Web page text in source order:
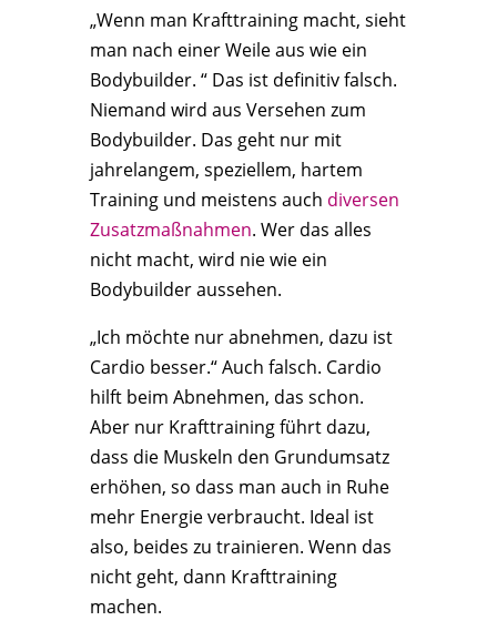
„Wenn man Krafttraining macht, sieht
man nach einer Weile aus wie ein
Bodybuilder. “ Das ist definitiv falsch.
Niemand wird aus Versehen zum
Bodybuilder. Das geht nur mit
jahrelangem, speziellem, hartem
Training und meistens auch diversen
Zusatzmaßnahmen. Wer das alles
nicht macht, wird nie wie ein
Bodybuilder aussehen.
„Ich möchte nur abnehmen, dazu ist
Cardio besser.“ Auch falsch. Cardio
hilft beim Abnehmen, das schon.
Aber nur Krafttraining führt dazu,
dass die Muskeln den Grundumsatz
erhöhen, so dass man auch in Ruhe
mehr Energie verbraucht. Ideal ist
also, beides zu trainieren. Wenn das
nicht geht, dann Krafttraining
machen.